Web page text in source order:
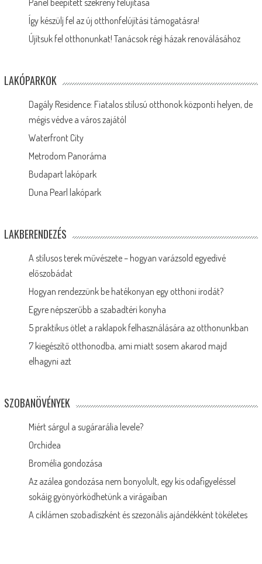
Panel beépített szekrény felújítása
Így készülj fel az új otthonfelújítási támogatásra!
Újítsuk fel otthonunkat! Tanácsok régi házak renoválásához
LAKÓPARKOK
Dagály Residence: Fiatalos stílusú otthonok központi helyen, de
mégis védve a város zajától
Waterfront City
Metrodom Panoráma
Budapart lakópark
Duna Pearl lakópark
LAKBERENDEZÉS
A stílusos terek művészete – hogyan varázsold egyedivé
előszobádat
Hogyan rendezzünk be hatékonyan egy otthoni irodát?
Egyre népszerűbb a szabadtéri konyha
5 praktikus ötlet a raklapok felhasználására az otthonunkban
7 kiegészítő otthonodba, ami miatt sosem akarod majd
elhagyni azt
SZOBANÖVÉNYEK
Miért sárgul a sugárarália levele?
Orchidea
Bromélia gondozása
Az azálea gondozása nem bonyolult, egy kis odafigyeléssel
sokáig gyönyörködhetünk a virágaiban
A ciklámen szobadíszként és szezonális ajándékként tökéletes